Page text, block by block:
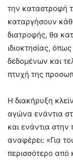
την καταστροφή
καταργήσουν
διατροφής, θα
ιδιοκτησίας,
δεδομένων και
πτυχή της
Η διακήρυξη
αγώνα ενάντια
και ενάντια
αναφέρει: «Για
περισσότερο